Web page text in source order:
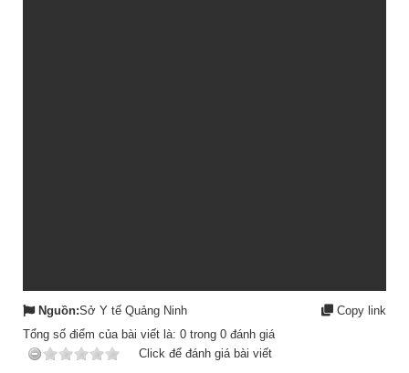
Nguồn:Sở Y tế Quảng Ninh
Copy link
Tổng số điểm của bài viết là: 0 trong 0 đánh giá
Click để đánh giá bài viết